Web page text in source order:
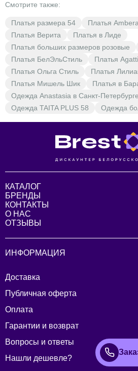
Смотрите также:
Платья размера 54
Платья
Платья Верита
Платья в Лиде
Платья больших размеров розовые
Платья БелЭльСтиль
Платья Agatti
Платья Ольга Стиль
Платья
Платья Мишель Шик
Платья в
Одежда Anastasia в Санкт-Петербурге
Одежда TAITA PLUS 58
Одежда
КАТАЛОГ
БРЕНДЫ
КОНТАКТЫ
О НАС
ОТЗЫВЫ
ИНФОРМАЦИЯ
Доставка
Публичная оферта
Оплата
Гарантии и возврат
Вопросы и ответы
Нашли дешевле?